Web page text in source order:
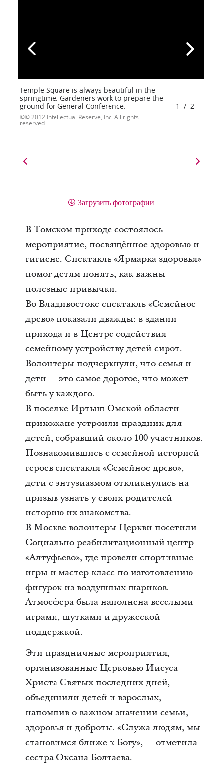
Temple Square is always beautiful in the
springtime. Gardeners work to prepare the
ground for General Conference.
© 2012 Intellectual Reserve, Inc. All rights
reserved.
1 / 2
Загрузить фотографии
В Томском приходе состоялось
мероприятие, посвящённое здоровью и
гигиене. Спектакль «Ярмарка здоровья»
помог детям понять, как важны
полезные привычки.
Во Владивостоке спектакль «Семейное
древо» показали дважды: в здании
прихода и в Центре содействия
семейному устройству детей-сирот.
Волонтеры подчеркнули, что семья и
дети — это самое дорогое, что может
быть у каждого.
В поселке Иртыш Омской области
прихожане устроили праздник для
детей, собравший около 100 участников.
Познакомившись с семейной историей
героев спектакля «Семейное древо»,
дети с энтузиазмом откликнулись на
призыв узнать у своих родителей
историю их знакомства.
В Москве волонтеры Церкви посетили
Социально-реабилитационный центр
«Алтуфьево», где провели спортивные
игры и мастер-класс по изготовлению
фигурок из воздушных шариков.
Атмосфера была наполнена веселыми
играми, шутками и дружеской
поддержкой.
Эти праздничные мероприятия,
организованные Церковью Иисуса
Христа Святых последних дней,
объединили детей и взрослых,
напомнив о важном значении семьи,
здоровья и доброты. «Служа людям, мы
становимся ближе к Богу», — отметила
сестра Оксана Болтаева.